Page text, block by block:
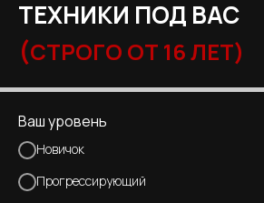
ТЕХНИКИ ПОД ВАС
(СТРОГО ОТ 16 ЛЕТ)
Ваш уровень
Новичок
Прогрессирующий